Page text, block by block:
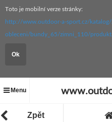
Toto je mobilní verze stránky:
http://www.outdoor-a-sport.cz/
obleceni/bundy_65/zimni_110/
Ok
Menu
Zpět